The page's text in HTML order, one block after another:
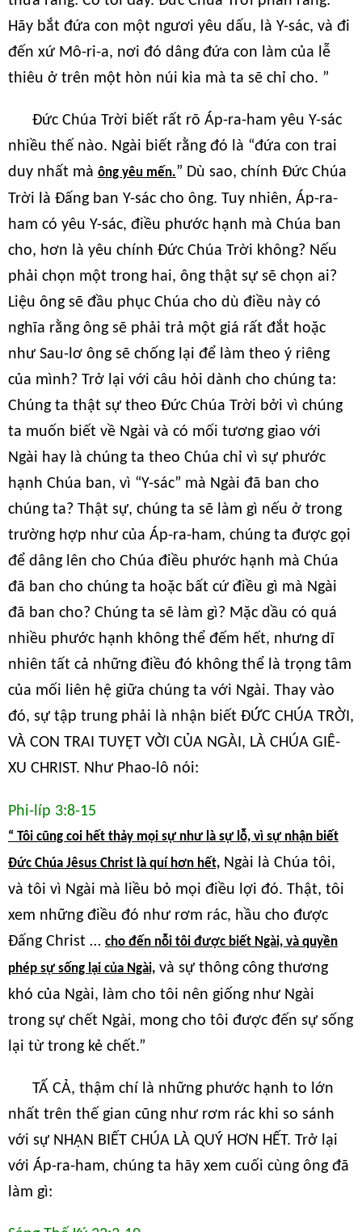
Hãy bắt đứa con một ngươi yêu dấu, là Y-sác, và đi
đến xứ Mô-ri-a, nơi đó dâng đứa con làm của lễ
thiêu ở trên một hòn núi kia mà ta sẽ chỉ cho. ”
Đức Chúa Trời biết rất rõ Áp-ra-ham yêu Y-sác
nhiều thế nào. Ngài biết rằng đó là “đứa con trai
duy nhất mà ông yêu mến.” Dù sao, chính Đức Chúa
Trời là Đấng ban Y-sác cho ông. Tuy nhiên, Áp-ra-
ham có yêu Y-sác, điều phước hạnh mà Chúa ban
cho, hơn là yêu chính Đức Chúa Trời không? Nếu
phải chọn một trong hai, ông thật sự sẽ chọn ai?
Liệu ông sẽ đầu phục Chúa cho dù điều này có
nghĩa rằng ông sẽ phải trả một giá rất đắt hoặc
như Sau-lơ ông sẽ chống lại để làm theo ý riêng
của mình? Trở lại với câu hỏi dành cho chúng ta:
Chúng ta thật sự theo Đức Chúa Trời bởi vì chúng
ta muốn biết về Ngài và có mối tương giao với
Ngài hay là chúng ta theo Chúa chỉ vì sự phước
hạnh Chúa ban, vì “Y-sác” mà Ngài đã ban cho
chúng ta? Thật sự, chúng ta sẽ làm gì nếu ở trong
trường hợp như của Áp-ra-ham, chúng ta được gọi
để dâng lên cho Chúa điều phước hạnh mà Chúa
đã ban cho chúng ta hoặc bất cứ điều gì mà Ngài
đã ban cho? Chúng ta sẽ làm gì? Mặc dầu có quá
nhiều phước hạnh không thể đếm hết, nhưng dĩ
nhiên tất cả những điều đó không thể là trọng tâm
của mối liên hệ giữa chúng ta với Ngài. Thay vào
đó, sự tập trung phải là nhận biết ĐỨC CHÚA TRỜI,
VÀ CON TRAI TUYỆT VỜI CỦA NGÀI, LÀ CHÚA GIÊ-
XU CHRIST. Như Phao-lô nói:
Phi-líp 3:8-15
“ Tôi cũng coi hết thảy mọi sự như là sự lỗ, vì sự nhận biết
Đức Chúa Jêsus Christ là quí hơn hết, Ngài là Chúa tôi,
và tôi vì Ngài mà liều bỏ mọi điều lợi đó. Thật, tôi
xem những điều đó như rơm rác, hầu cho được
Đấng Christ … cho đến nỗi tôi được biết Ngài, và quyền
phép sự sống lại của Ngài, và sự thông công thương
khó của Ngài, làm cho tôi nên giống như Ngài
trong sự chết Ngài, mong cho tôi được đến sự sống
lại từ trong kẻ chết.”
TẤ CẢ, thậm chí là những phước hạnh to lớn
nhất trên thế gian cũng như rơm rác khi so sánh
với sự NHẬN BIẾT CHÚA LÀ QUÝ HƠN HẾT. Trở lại
với Áp-ra-ham, chúng ta hãy xem cuối cùng ông đã
làm gì: